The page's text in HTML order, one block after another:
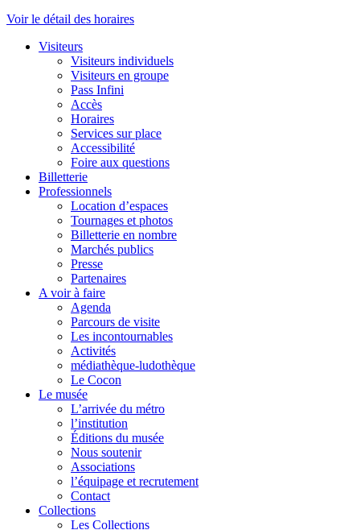
Voir le détail des horaires
Visiteurs
Visiteurs individuels
Visiteurs en groupe
Pass Infini
Accès
Horaires
Services sur place
Accessibilité
Foire aux questions
Billetterie
Professionnels
Location d’espaces
Tournages et photos
Billetterie en nombre
Marchés publics
Presse
Partenaires
A voir à faire
Agenda
Parcours de visite
Les incontournables
Activités
médiathèque-ludothèque
Le Cocon
Le musée
L’arrivée du métro
l’institution
Éditions du musée
Nous soutenir
Associations
l’équipage et recrutement
Contact
Collections
Les Collections